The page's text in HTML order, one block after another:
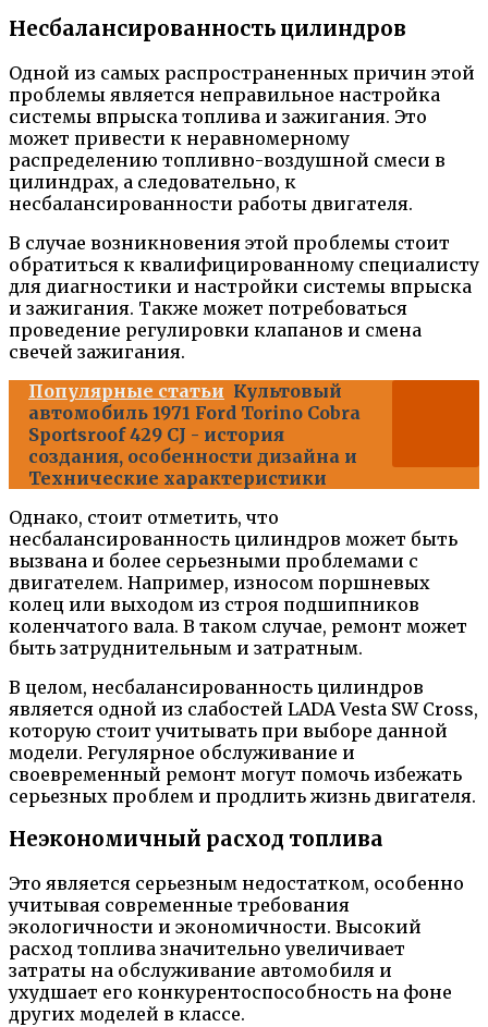
Несбалансированность цилиндров
Одной из самых распространенных причин этой
проблемы является неправильное настройка
системы впрыска топлива и зажигания. Это
может привести к неравномерному
распределению топливно-воздушной смеси в
цилиндрах, а следовательно, к
несбалансированности работы двигателя.
В случае возникновения этой проблемы стоит
обратиться к квалифицированному специалисту
для диагностики и настройки системы впрыска
и зажигания. Также может потребоваться
проведение регулировки клапанов и смена
свечей зажигания.
Популярные статьи Культовый
автомобиль 1971 Ford Torino Cobra
Sportsroof 429 CJ - история
создания, особенности дизайна и
Технические характеристики
Однако, стоит отметить, что
несбалансированность цилиндров может быть
вызвана и более серьезными проблемами с
двигателем. Например, износом поршневых
колец или выходом из строя подшипников
коленчатого вала. В таком случае, ремонт может
быть затруднительным и затратным.
В целом, несбалансированность цилиндров
является одной из слабостей LADA Vesta SW Cross,
которую стоит учитывать при выборе данной
модели. Регулярное обслуживание и
своевременный ремонт могут помочь избежать
серьезных проблем и продлить жизнь двигателя.
Неэкономичный расход топлива
Это является серьезным недостатком, особенно
учитывая современные требования
экологичности и экономичности. Высокий
расход топлива значительно увеличивает
затраты на обслуживание автомобиля и
ухудшает его конкурентоспособность на фоне
других моделей в классе.